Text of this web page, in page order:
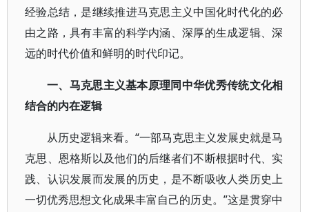
经验总结，是继续推进马克思主义中国化时代化的必
由之路，具有丰富的科学内涵、深厚的生成逻辑、深
远的时代价值和鲜明的时代印记。
一、马克思主义基本原理同中华优秀传统文化相
结合的内在逻辑
从历史逻辑来看。“一部马克思主义发展史就是马
克思、恩格斯以及他们的后继者们不断根据时代、实
践、认识发展而发展的历史，是不断吸收人类历史上
一切优秀思想文化成果丰富自己的历史。”这是贯穿中